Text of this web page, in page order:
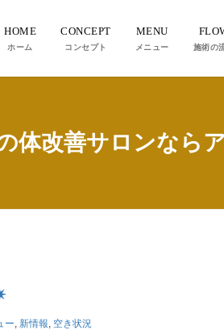
HOME
ホーム
CONCEPT
コンセプト
MENU
メニュー 施術の
体改善サロンなら
ー, 新情報, 空き状況